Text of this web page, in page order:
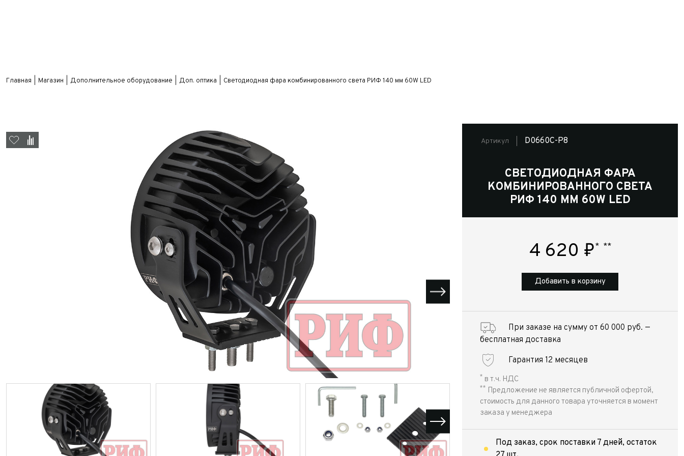
Главная Магазин Дополнительное оборудование Доп. оптика Светодиодная фара комбинированного света РИФ 140 мм 60W LED
Артикул D0660C-P8
СВЕТОДИОДНАЯ ФАРА
КОМБИНИРОВАННОГО СВЕТА
РИФ 140 ММ 60W LED
4 620 ₽* **
Добавить в корзину
При заказе на сумму от 60 000 руб. —
бесплатная доставка
Гарантия 12 месяцев
* в т.ч. НДС
** Предложение не является публичной офертой,
стоимость для данного товара уточняется в момент
заказа у менеджера
Под заказ, срок поставки 7 дней, остаток